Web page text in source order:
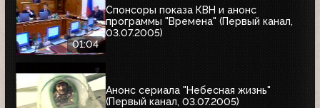
01:04
Спонсоры показа КВН и анонс
программы "Времена" (Первый канал,
03.07.2005)
Анонс сериала "Небесная жизнь"
(Первый канал, 03.07.2005)